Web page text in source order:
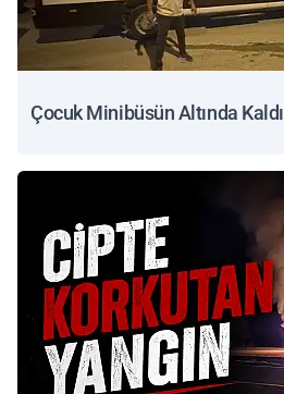
Çocuk Minibüsün Altında Kaldı